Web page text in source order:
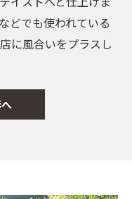
どでも使われている
に風合いをプラスし